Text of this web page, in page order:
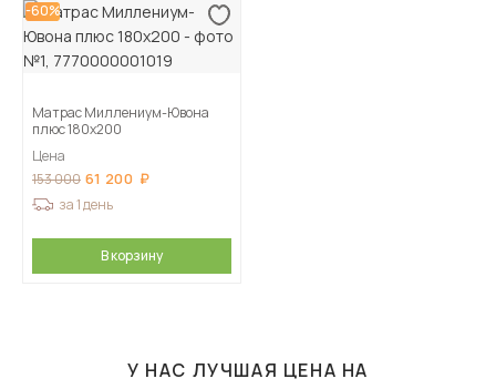
-60%
Матрас Миллениум-Ювона
плюс 180х200
Цена
153 000 61 200
за 1 день
В корзину
У НАС ЛУЧШАЯ ЦЕНА НА